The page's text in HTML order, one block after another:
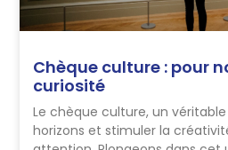
Chèque culture : pour
curiosité
Le chèque culture, un
horizons et stimuler la